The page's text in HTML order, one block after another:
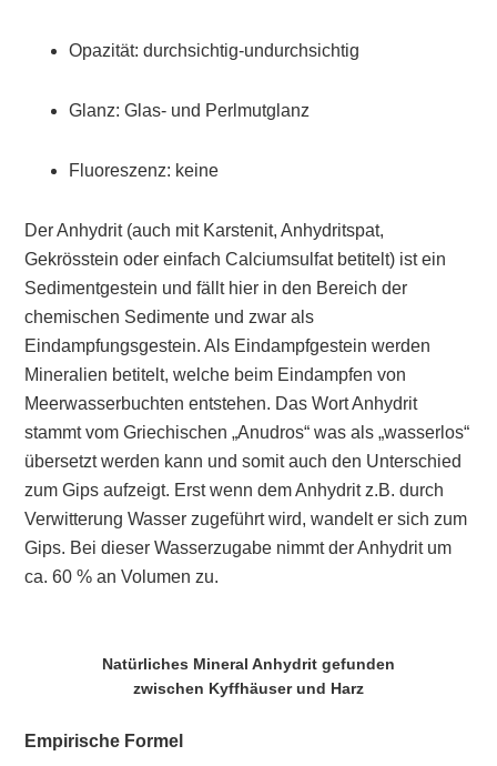
Opazität: durchsichtig-undurchsichtig
Glanz: Glas- und Perlmutglanz
Fluoreszenz: keine
Der Anhydrit (auch mit Karstenit, Anhydritspat,
Gekrösstein oder einfach Calciumsulfat betitelt) ist ein
Sedimentgestein und fällt hier in den Bereich der
chemischen Sedimente und zwar als
Eindampfungsgestein. Als Eindampfgestein werden
Mineralien betitelt, welche beim Eindampfen von
Meerwasserbuchten entstehen. Das Wort Anhydrit
stammt vom Griechischen „Anudros“ was als „wasserlos“
übersetzt werden kann und somit auch den Unterschied
zum Gips aufzeigt. Erst wenn dem Anhydrit z.B. durch
Verwitterung Wasser zugeführt wird, wandelt er sich zum
Gips. Bei dieser Wasserzugabe nimmt der Anhydrit um
ca. 60 % an Volumen zu.
Natürliches Mineral Anhydrit gefunden
zwischen Kyffhäuser und Harz
Empirische Formel